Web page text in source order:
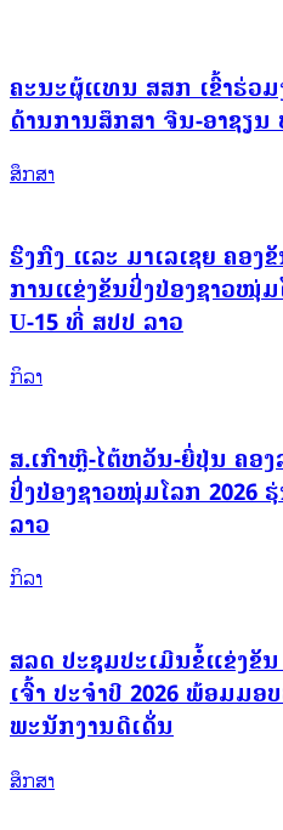
ຄະນະຜູ້ແທນ ສສກ ເຂົ້າຮ່ວ
ດ້ານການສຶກສາ ຈີນ-ອາຊຽນ
ສຶກສາ
ຮົງກົງ ແລະ ມາເລເຊຍ ຄອ
ການແຂ່ງຂັນປິ່ງປ່ອງຊາວໜຸ່ມ
U-15 ທີ່ ສປປ ລາວ
ກິລາ
ສ.ເກົາຫຼີ-ໄຕ້ຫວັນ-ຍີ່ປຸ່ນ ຄອ
ປິ່ງປ່ອງຊາວໜຸ່ມໂລກ 2026
ລາວ
ກິລາ
ສລດ ປະຊຸມປະເມີນຂໍ້ແຂ່ງຂັ
ເຈົ້າ ປະຈຳປີ 2026 ພ້ອມມ
ພະນັກງານດີເດັ່ນ
ສຶກສາ